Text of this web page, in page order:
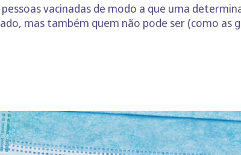
vacinadas de modo a que uma
mas também quem não pode ser (como as